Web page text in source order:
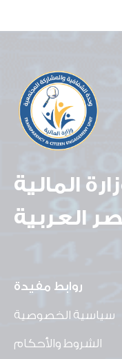
المالية
العربية
روابط مفيدة
سياسية الخصوصية
الشروط والأحكام